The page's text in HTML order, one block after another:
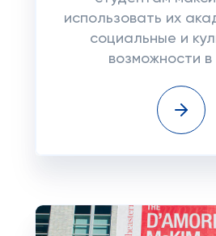
использовать их
социальные и
возможности